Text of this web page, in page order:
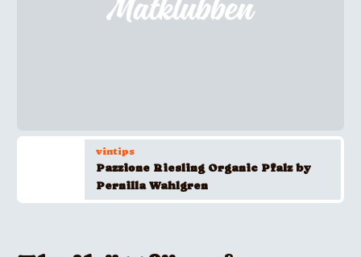
vintips
Pazzione Riesling Organic Pfalz by
Pernilla Wahlgren